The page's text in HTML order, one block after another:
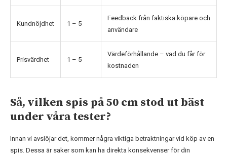
Kundnöjdhet 1 – 5
Feedback från faktiska köpare och
användare
Prisvärdhet 1 – 5
Värdeförhållande – vad du får för
kostnaden
Så, vilken spis på 50 cm stod ut bäst
under våra tester?
Innan vi avslöjar det, kommer några viktiga betraktningar vid köp av en
spis. Dessa är saker som kan ha direkta konsekvenser för din